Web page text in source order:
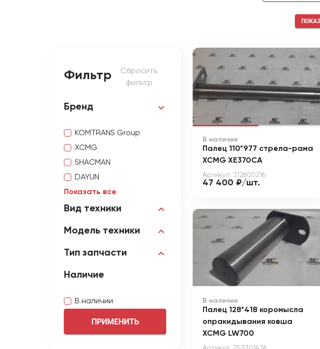
Фильтр
Сбросить
фильтр
Бренд
KOMTRANS Group
XCMG
SHACMAN
DAYUN
Показать все
Вид техники
Модель техники
Тип запчасти
Наличие
В наличии
ПРИМЕНИТЬ
В наличии
Палец 110*977 стрела-рама
XCMG XE370CA
Артикул: 312600216
47 400 ₽/шт.
В наличии
Палец 128*418 коромысла
опракидывания ковша
XCMG LW700